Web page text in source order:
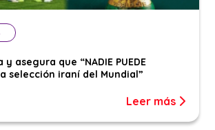
asegura que “NADIE PUEDE
la selección iraní del Mundial”
Leer más